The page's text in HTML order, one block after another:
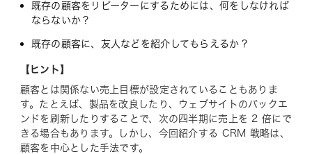
既存の顧客をリピーターにするためには、何をしなければ
ならないか？
既存の顧客に、友人などを紹介してもらえるか？
【ヒント】
顧客とは関係ない売上目標が設定されていることもありま
す。たとえば、製品を改良したり、ウェブサイトのバックエ
ンドを刷新したりすることで、次の四半期に売上を 2 倍にで
きる場合もあります。しかし、今回紹介する CRM 戦略は、
顧客を中心とした手法です。